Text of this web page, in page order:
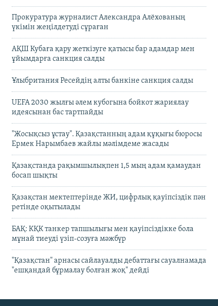
Прокуратура журналист Александра Алёхованың
үкімін жеңілдетуді сұраған
АҚШ Кубаға қару жеткізуге қатысы бар адамдар мен
ұйымдарға санкция салды
Ұлыбритания Ресейдің алты банкіне санкция салды
UEFA 2030 жылғы әлем кубогына бойкот жариялау
идеясынан бас тартпайды
"Жосықсыз ұстау". Қазақстанның адам құқығы бюросы
Ермек Нарымбаев жайлы мәлімдеме жасады
Қазақстанда рақымшылықпен 1,5 мың адам қамаудан
босап шықты
Қазақстан мектептерінде ЖИ, цифрлық қауіпсіздік пән
ретінде оқытылады
БАҚ: КҚК танкер тапшылығы мен қауіпсіздікке бола
мұнай тиеуді үзіп-созуға мәжбүр
"Қазақстан" арнасы сайлауалды дебаттағы сауалнамада
"ешқандай бұрмалау болған жоқ" дейді